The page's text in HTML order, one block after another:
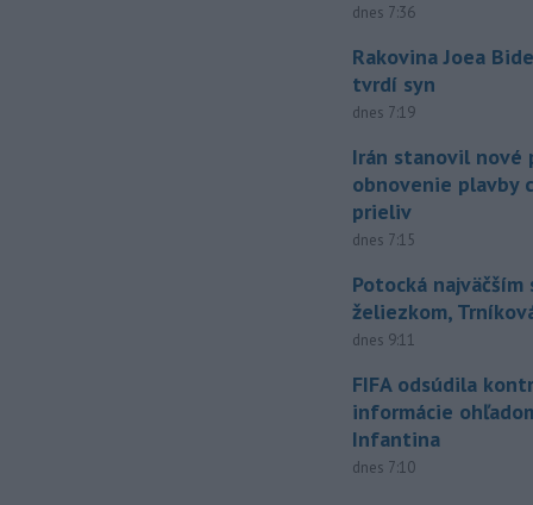
dnes 7:36
Rakovina Joea
tvrdí syn
dnes 7:19
Irán stanovil nové
obnovenie plavby
prieliv
dnes 7:15
Potocká najväčším
želiezkom,
dnes 9:11
FIFA odsúdila
informácie
Infantina
dnes 7:10